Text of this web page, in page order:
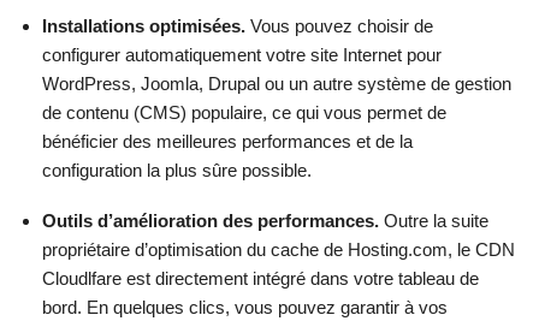
Installations optimisées. Vous pouvez choisir de
configurer automatiquement votre site Internet pour
WordPress, Joomla, Drupal ou un autre système de gestion
de contenu (CMS) populaire, ce qui vous permet de
bénéficier des meilleures performances et de la
configuration la plus sûre possible.
Outils d’amélioration des performances. Outre la suite
propriétaire d’optimisation du cache de Hosting.com, le CDN
Cloudlfare est directement intégré dans votre tableau de
bord. En quelques clics, vous pouvez garantir à vos